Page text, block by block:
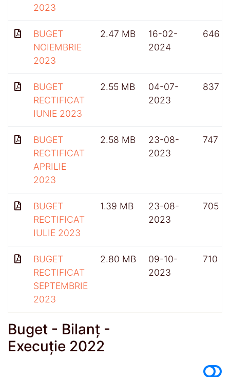
2023
BUGET
NOIEMBRIE
2023
2.47 MB
16-02-
2024
646
BUGET
RECTIFICAT
IUNIE 2023
2.55 MB
04-07-
2023
837
BUGET
RECTIFICAT
APRILIE
2023
2.58 MB
23-08-
2023
747
BUGET
RECTIFICAT
IULIE 2023
1.39 MB
23-08-
2023
705
BUGET
RECTIFICAT
SEPTEMBRIE
2023
2.80 MB
09-10-
2023
710
Buget - Bilanț -
Execuție 2022